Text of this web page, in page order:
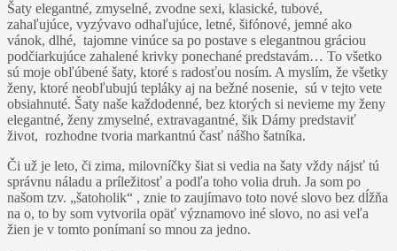
Šaty elegantné, zmyselné, zvodne sexi, klasické, tubové,
zahaľujúce, vyzývavo odhaľujúce, letné, šifónové, jemné ako
vánok, dlhé, tajomne vinúce sa po postave s elegantnou gráciou
podčiarkujúce zahalené krivky ponechané predstavám… To všetko
sú moje obľúbené šaty, ktoré s radosťou nosím. A myslím, že všetky
ženy, ktoré neobľubujú tepláky aj na bežné nosenie, sú v tejto vete
obsiahnuté. Šaty naše každodenné, bez ktorých si nevieme my ženy
elegantné, ženy zmyselné, extravagantné, šik Dámy predstaviť
život, rozhodne tvoria markantnú časť nášho šatníka.
Či už je leto, či zima, milovníčky šiat si vedia na šaty vždy nájsť tú
správnu náladu a príležitosť a podľa toho volia druh. Ja som po
našom tzv. „šatoholik“ , znie to zaujímavo toto nové slovo bez dĺžňa
na o, to by som vytvorila opäť významovo iné slovo, no asi veľa
žien je v tomto ponímaní so mnou za jedno.